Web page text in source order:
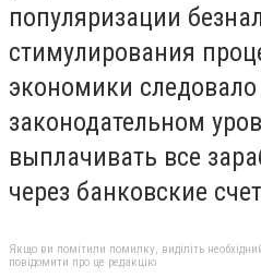
популяризации
стимулирования
экономики
законодательном
выплачивать все
через банковские
Якщо ви помітили помилку, виділіть
повідомити про це редакцію